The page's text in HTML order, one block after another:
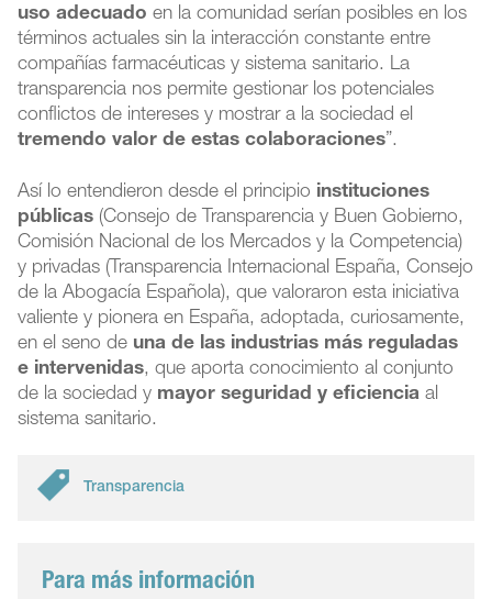
uso adecuado en la comunidad serían posibles en los
términos actuales sin la interacción constante entre
compañías farmacéuticas y sistema sanitario. La
transparencia nos permite gestionar los potenciales
conflictos de intereses y mostrar a la sociedad el
tremendo valor de estas colaboraciones”.
Así lo entendieron desde el principio instituciones
públicas (Consejo de Transparencia y Buen Gobierno,
Comisión Nacional de los Mercados y la Competencia)
y privadas (Transparencia Internacional España, Consejo
de la Abogacía Española), que valoraron esta iniciativa
valiente y pionera en España, adoptada, curiosamente,
en el seno de una de las industrias más reguladas
e intervenidas, que aporta conocimiento al conjunto
de la sociedad y mayor seguridad y eficiencia al
sistema sanitario.
Transparencia
Para más información